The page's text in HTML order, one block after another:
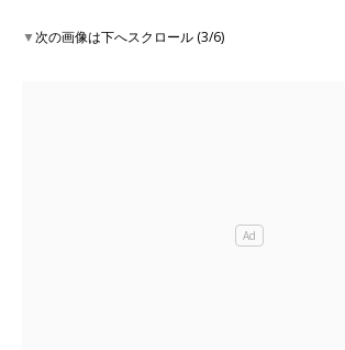
▼次の画像は下へスクロール (3/6)